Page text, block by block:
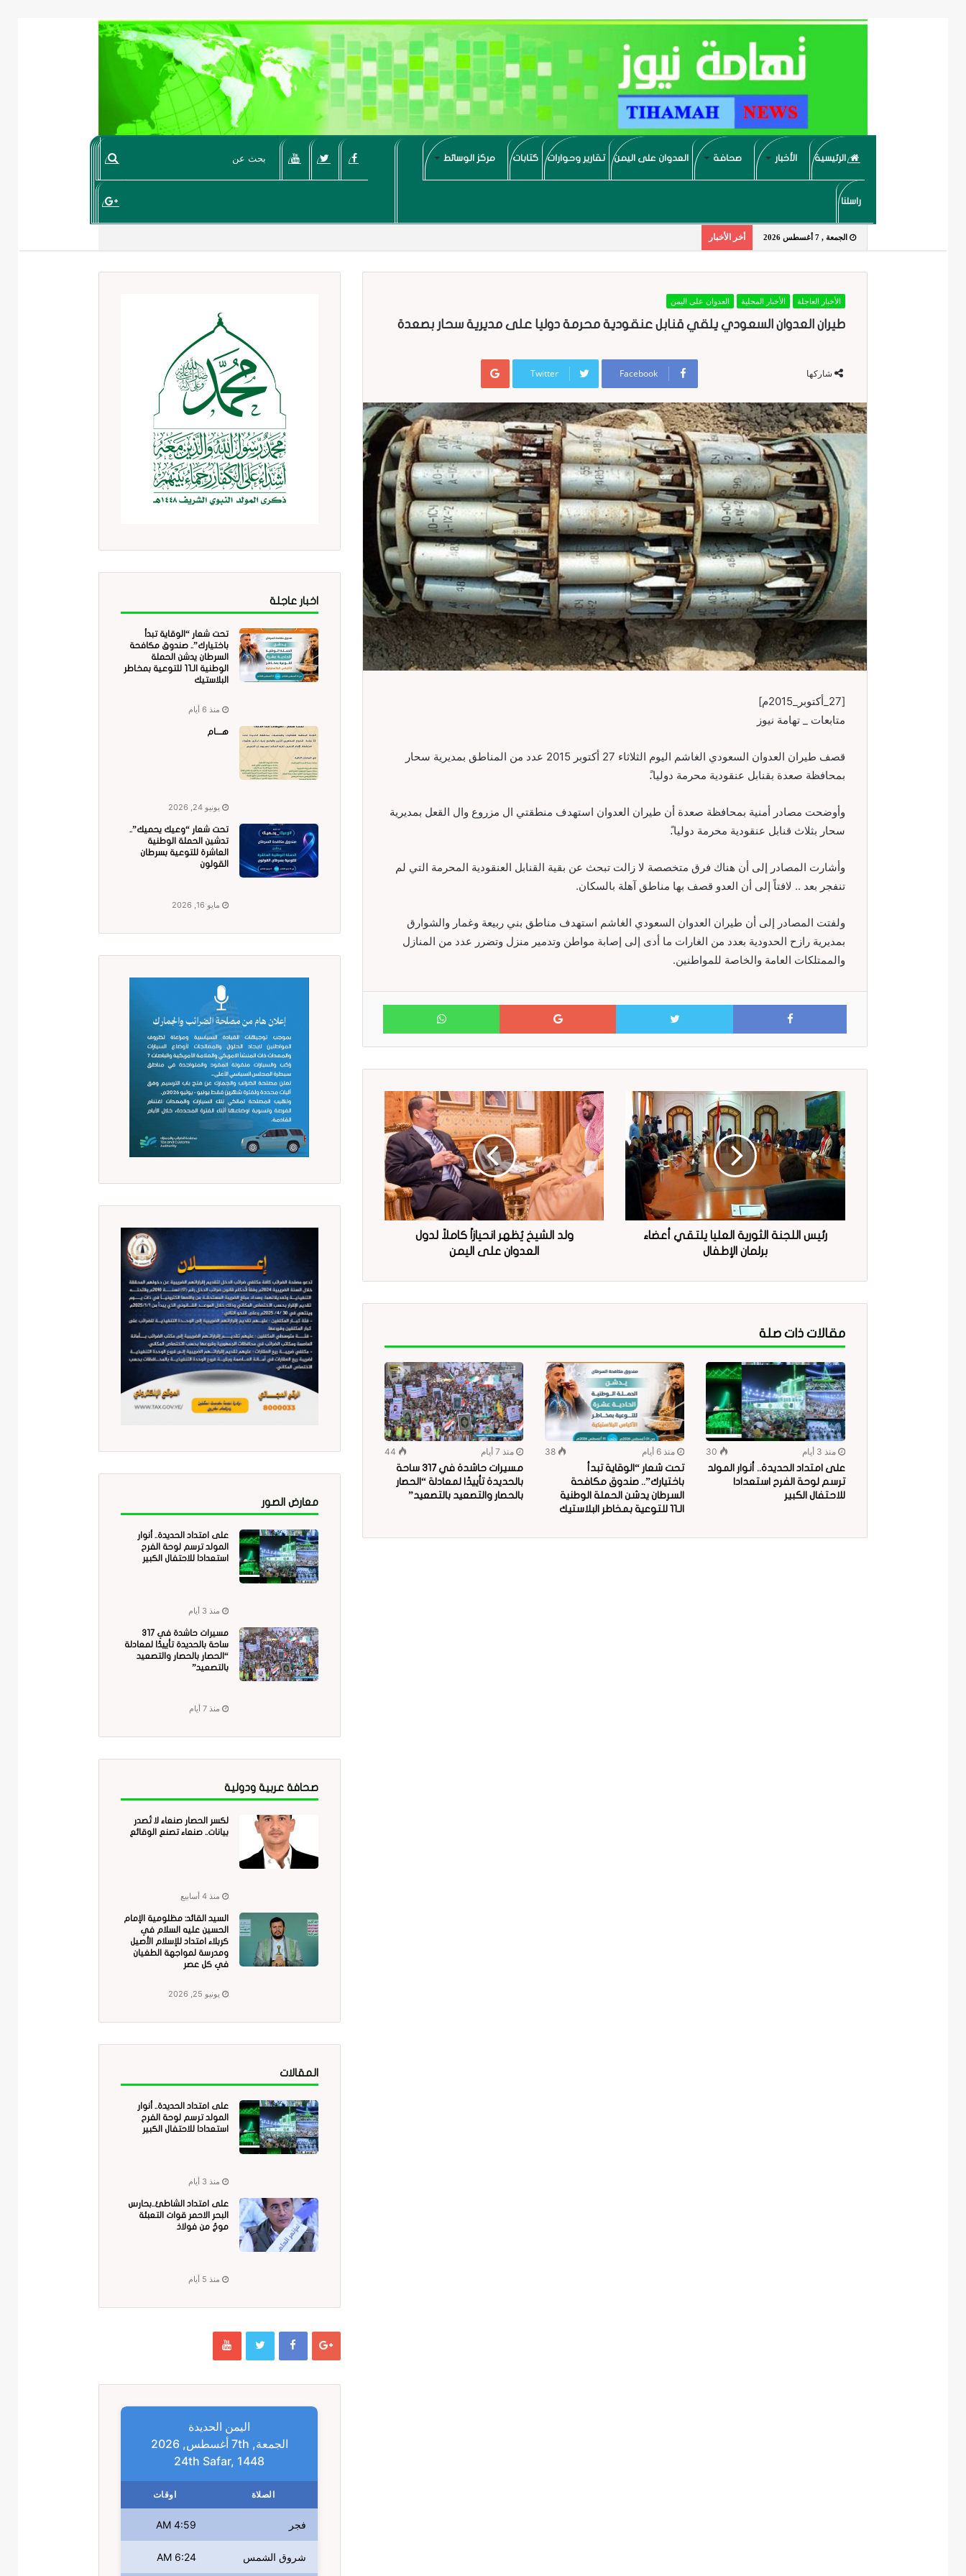
الرئيسية الأخبار صحافة العدوان على اليمن تقارير وحوارات كتابات مركز الوسائط
راسلنا
الجمعة , 7 أغسطس 2026 أخر الأخبار
الأخبار العاجلة الأخبار المحلية العدوان على اليمن
طيران العدوان السعودي يلقي قنابل عنقودية محرمة دوليا على مديرية سحار بصعدة
شاركها Facebook
Twitter
Google+
[27_أكتوبر_2015م]
متابعات _ تهامة نيوز
قصف طيران العدوان السعودي الغاشم اليوم الثلاثاء 27 أكتوبر 2015 عدد من المناطق بمديرية سحار
بمحافظة صعدة بقنابل عنقودية محرمة دوليا.ً
وأوضحت مصادر أمنية بمحافظة صعدة أن طيران العدوان استهدف منطقتي ال مزروع وال القعل بمديرية
سحار بثلاث قنابل عنقودية محرمة دوليا.ً
وأشارت المصادر إلى أن هناك فرق متخصصة لا زالت تبحث عن بقية القنابل العنقودية المحرمة التي لم
تنفجر بعد .. لافتاً إلى أن العدو قصف بها مناطق آهلة بالسكان.
ولفتت المصادر إلى أن طيران العدوان السعودي الغاشم استهدف مناطق بني ربيعة وغمار والشوارق
بمديرية رازح الحدودية بعدد من الغارات ما أدى إلى إصابة مواطن وتدمير منزل وتضرر عدد من المنازل
والممتلكات العامة والخاصة للمواطنين.
Facebook
Twitter
Google+
WhatsApp
رئيس اللجنة الثورية العليا يلتقي أعضاء
برلمان الإطفال
ولد الشيخ يُظهر انحيازاً كاملاً لدول
العدوان على اليمن
مقالات ذات صلة
منذ 3 أيام
30
على امتداد الحديدة.. أنوار المولد
ترسم لوحة الفرح استعدادا
للاحتفال الكبير
منذ 6 أيام
38
تحت شعار “الوقاية تبدأ
باختيارك”.. صندوق مكافحة
السرطان يدشن الحملة الوطنية
الـ11 للتوعية بمخاطر البلاستيك
منذ 7 أيام
44
مسيرات حاشدة في 317 ساحة
بالحديدة تأييدًا لمعادلة “الحصار
بالحصار والتصعيد بالتصعيد”
اخبار عاجلة
تحت شعار “الوقاية تبدأ
باختيارك”.. صندوق مكافحة
السرطان يدشن الحملة
الوطنية الـ11 للتوعية بمخاطر
البلاستيك
منذ 6 أيام
هــــام
يونيو 24, 2026
تحت شعار “وعيك يحميك”..
تدشين الحملة الوطنية
العاشرة للتوعية بسرطان
القولون
مايو 16, 2026
معارض الصور
على امتداد الحديدة.. أنوار
المولد ترسم لوحة الفرح
استعدادا للاحتفال الكبير
منذ 3 أيام
مسيرات حاشدة في 317
ساحة بالحديدة تأييدًا لمعادلة
“الحصار بالحصار والتصعيد
بالتصعيد”
منذ 7 أيام
صحافة عربية ودولية
لكسر الحصار صنعاء لا تُصدر
بيانات.. صنعاء تصنع الوقائع
منذ 4 أسابيع
السيد القائد: مظلومية الإمام
الحسين عليه السلام في
كربلاء امتداد للإسلام الأصيل
ومدرسة لمواجهة الطغيان
في كل عصر
يونيو 25, 2026
المقالات
على امتداد الحديدة.. أنوار
المولد ترسم لوحة الفرح
استعدادا للاحتفال الكبير
منذ 3 أيام
على امتداد الشاطئ..بحارس
البحر الاحمر قوات التعبئة
موجٌ من فولاذ
منذ 5 أيام
اليمن الحديدة
الجمعة, 7th أغسطس, 2026
24th Safar, 1448
الصلاة اوقات
فجر 4:59 AM
شروق الشمس 6:24 AM